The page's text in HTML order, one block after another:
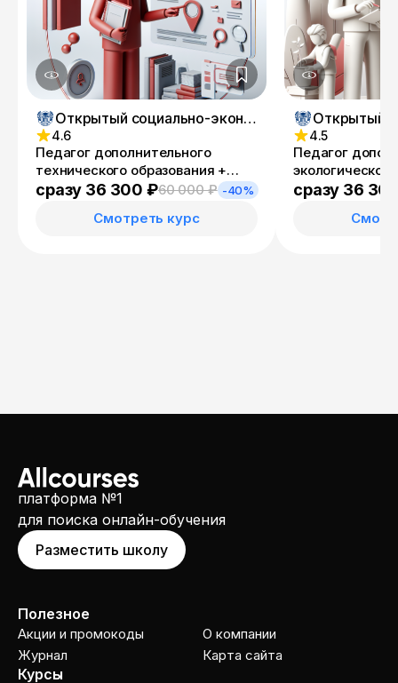
Открытый социально-экономический колледж
4.6
Педагог дополнительного
технического образования +
Специалист по
сразу 36 300 ₽60 000 ₽ -40%
Смотреть курс
4.5
Педагог
Учитель
сразу 36
платформа №1
для поиска онлайн-обучения
Разместить школу
Полезное
Акции и промокоды
Журнал
О компании
Карта сайта
Курсы